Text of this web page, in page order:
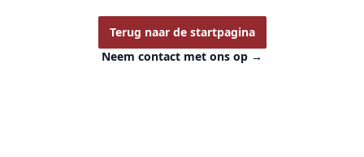
Terug naar de startpagina
Neem contact met ons op →